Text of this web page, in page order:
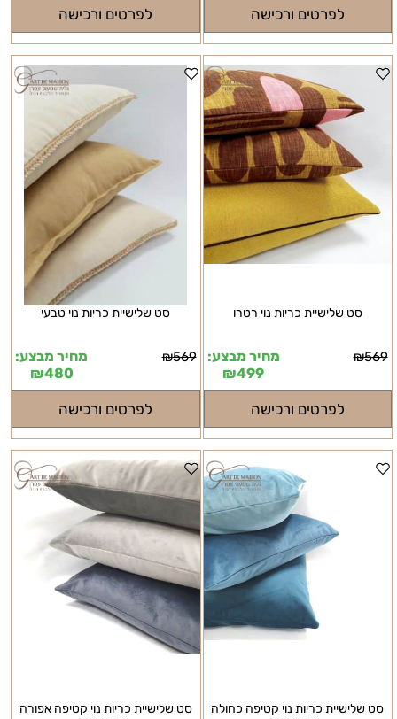
לפרטים ורכישה לפרטים ורכישה
סט שלישיית כריות נוי רטרו
₪569
מחיר מבצע:
₪499
לפרטים ורכישה
סט שלישיית כריות נוי טבעי
₪569
מחיר מבצע:
₪480
לפרטים ורכישה
סט שלישיית כריות נוי קטיפה כחולה
סט שלישיית כריות נוי קטיפה אפורה